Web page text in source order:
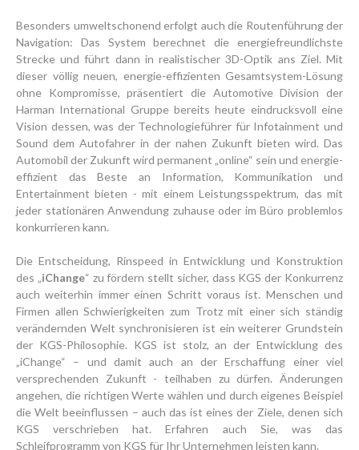
Besonders umweltschonend erfolgt auch die Routenführung der
Navigation: Das System berechnet die energiefreundlichste
Strecke und führt dann in realistischer 3D-Optik ans Ziel. Mit
dieser völlig neuen, energie-effizienten Gesamtsystem-Lösung
ohne Kompromisse, präsentiert die Automotive Division der
Harman International Gruppe bereits heute eindrucksvoll eine
Vision dessen, was der Technologieführer für Infotainment und
Sound dem Autofahrer in der nahen Zukunft bieten wird. Das
Automobil der Zukunft wird permanent „online“ sein und energie-
effizient das Beste an Information, Kommunikation und
Entertainment bieten - mit einem Leistungsspektrum, das mit
jeder stationären Anwendung zuhause oder im Büro problemlos
konkurrieren kann.
Die Entscheidung, Rinspeed in Entwicklung und Konstruktion
des „iChange“ zu fördern stellt sicher, dass KGS der Konkurrenz
auch weiterhin immer einen Schritt voraus ist. Menschen und
Firmen allen Schwierigkeiten zum Trotz mit einer sich ständig
verändernden Welt synchronisieren ist ein weiterer Grundstein
der KGS-Philosophie. KGS ist stolz, an der Entwicklung des
„iChange“ – und damit auch an der Erschaffung einer viel
versprechenden Zukunft - teilhaben zu dürfen. Änderungen
angehen, die richtigen Werte wählen und durch eigenes Beispiel
die Welt beeinflussen – auch das ist eines der Ziele, denen sich
KGS verschrieben hat. Erfahren auch Sie, was das
Schleifprogramm von KGS für Ihr Unternehmen leisten kann.